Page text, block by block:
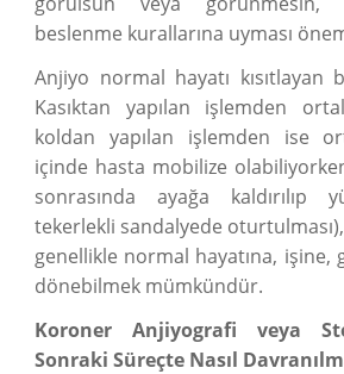
beslenme kurallarına uyması
Anjiyo normal hayatı kısıtlayan
Kasıktan yapılan işlemden
koldan yapılan işlemden ise
içinde hasta mobilize
sonrasında ayağa kaldırılıp
tekerlekli sandalyede
genellikle normal hayatına,
dönebilmek mümkündür.
Koroner Anjiyografi veya
Sonraki Süreçte Nasıl